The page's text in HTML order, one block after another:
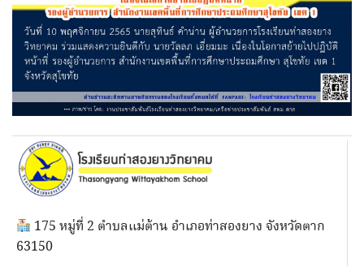
175 หมู่ที่ 2 ตำบลแม่ต้าน อำเภอท่าสองยาง จังหวัดตาก
63150